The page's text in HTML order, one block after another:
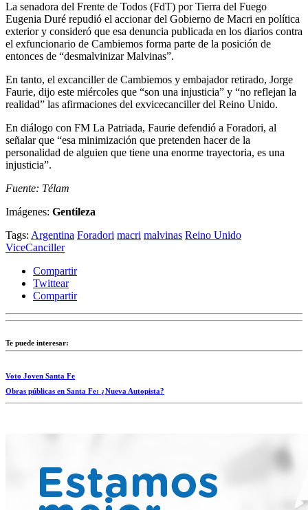
La senadora del Frente de Todos (FdT) por Tierra del Fuego
Eugenia Duré repudió el accionar del Gobierno de Macri en política
exterior y consideró que esa denuncia publicada en los diarios contra
el exfuncionario de Cambiemos forma parte de la posición de
entonces de “desmalvinizar Malvinas”.
En tanto, el excanciller de Cambiemos y embajador retirado, Jorge
Faurie, dijo este miércoles que “son una injusticia” y “no reflejan la
realidad” las afirmaciones del exvicecanciller del Reino Unido.
En diálogo con FM La Patriada, Faurie defendió a Foradori, al
señalar que “esa minimización que pretenden hacer de la
personalidad de alguien que tiene una enorme trayectoria, es una
injusticia”.
Fuente: Télam
Imágenes: Gentileza
Tags: Argentina Foradori macri malvinas Reino Unido
ViceCanciller
Compartir
Twittear
Compartir
Te puede interesar:
Voto Joven Santa Fe
Obras públicas en Santa Fe: ¿Nueva Autopista?